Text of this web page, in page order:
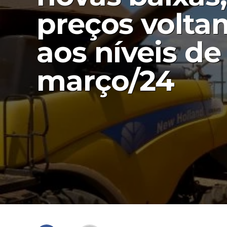
preços
aos níveis de
março/24